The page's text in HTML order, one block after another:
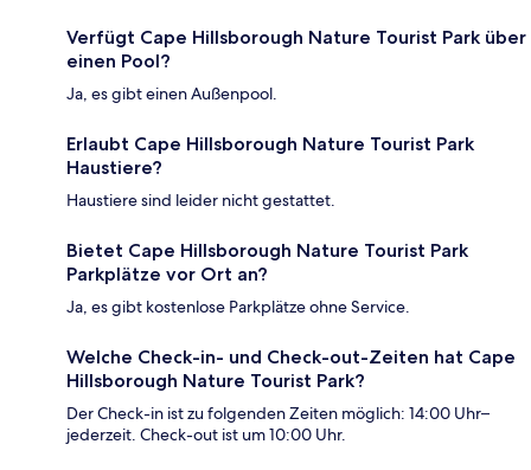
Verfügt Cape Hillsborough Nature Tourist Park über
einen Pool?
Ja, es gibt einen Außenpool.
Erlaubt Cape Hillsborough Nature Tourist Park
Haustiere?
Haustiere sind leider nicht gestattet.
Bietet Cape Hillsborough Nature Tourist Park
Parkplätze vor Ort an?
Ja, es gibt kostenlose Parkplätze ohne Service.
Welche Check-in- und Check-out-Zeiten hat Cape
Hillsborough Nature Tourist Park?
Der Check-in ist zu folgenden Zeiten möglich: 14:00 Uhr–
jederzeit. Check-out ist um 10:00 Uhr.